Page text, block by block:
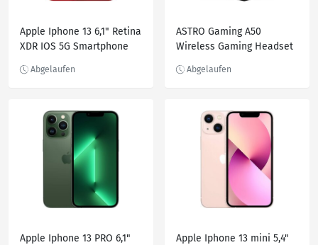
Apple Iphone 13 6,1" Retina
XDR IOS 5G Smartphone
ASTRO Gaming A50
Wireless Gaming Headset
PS5 PS4 PC Mac
Apple Iphone 13 PRO 6,1"
Apple Iphone 13 mini 5,4"